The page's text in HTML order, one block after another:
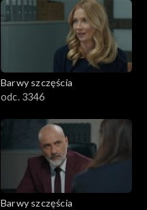
Barwy szczęścia
odc. 3346
Barwy szczęścia